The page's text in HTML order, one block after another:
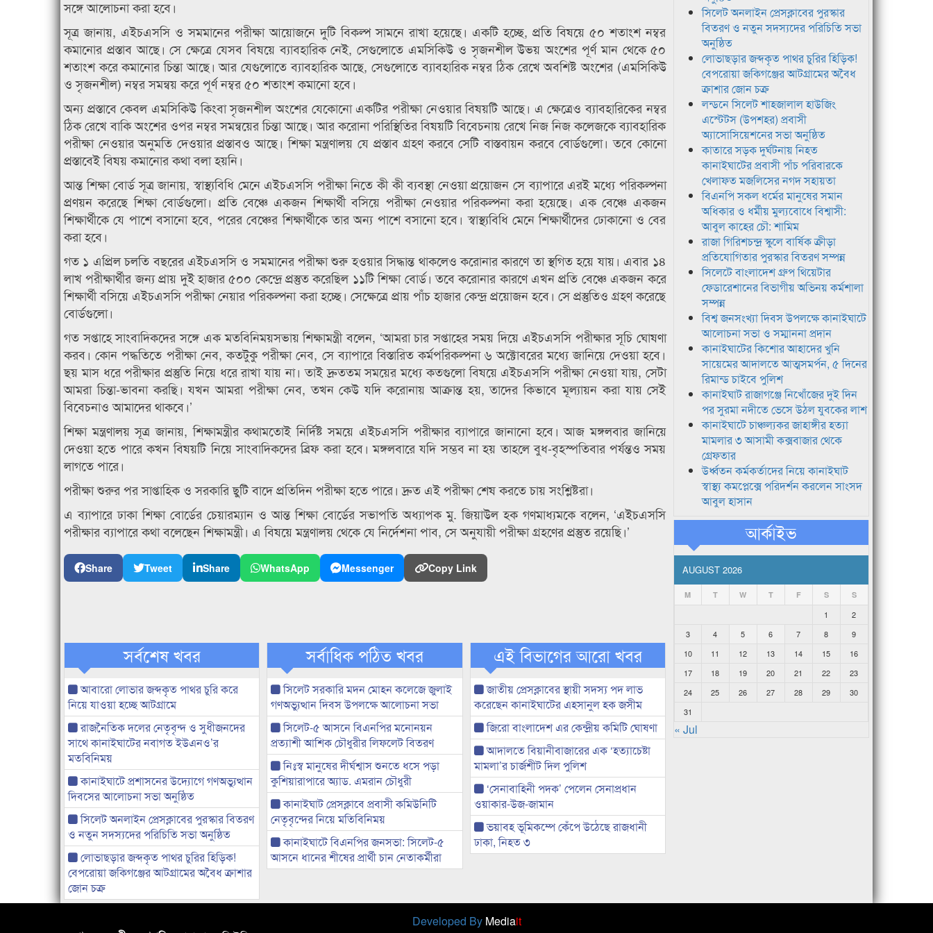
সঙ্গে আলোচনা করা হবে।
সূত্র জানায়, এইচএসসি ও সমমানের পরীক্ষা আয়োজনে দুটি বিকল্প সামনে রাখা হয়েছে। একটি হচ্ছে, প্রতি বিষয়ে ৫০ শতাংশ নম্বর
কমানোর প্রস্তাব আছে। সে ক্ষেত্রে যেসব বিষয়ে ব্যাবহারিক নেই, সেগুলোতে এমসিকিউ ও সৃজনশীল উভয় অংশের পূর্ণ মান থেকে ৫০
শতাংশ করে কমানোর চিন্তা আছে। আর যেগুলোতে ব্যাবহারিক আছে, সেগুলোতে ব্যাবহারিক নম্বর ঠিক রেখে অবশিষ্ট অংশের (এমসিকিউ
ও সৃজনশীল) নম্বর সমন্বয় করে পূর্ণ নম্বর ৫০ শতাংশ কমানো হবে।
অন্য প্রস্তাবে কেবল এমসিকিউ কিংবা সৃজনশীল অংশের যেকোনো একটির পরীক্ষা নেওয়ার বিষয়টি আছে। এ ক্ষেত্রেও ব্যাবহারিকের নম্বর
ঠিক রেখে বাকি অংশের ওপর নম্বর সমন্বয়ের চিন্তা আছে। আর করোনা পরিস্থিতির বিষয়টি বিবেচনায় রেখে নিজ নিজ কলেজকে ব্যাবহারিক
পরীক্ষা নেওয়ার অনুমতি দেওয়ার প্রস্তাবও আছে। শিক্ষা মন্ত্রণালয় যে প্রস্তাব গ্রহণ করবে সেটি বাস্তবায়ন করবে বোর্ডগুলো। তবে কোনো
প্রস্তাবেই বিষয় কমানোর কথা বলা হয়নি।
আন্ত শিক্ষা বোর্ড সূত্র জানায়, স্বাস্থ্যবিধি মেনে এইচএসসি পরীক্ষা নিতে কী কী ব্যবস্থা নেওয়া প্রয়োজন সে ব্যাপারে এরই মধ্যে পরিকল্পনা
প্রণয়ন করেছে শিক্ষা বোর্ডগুলো। প্রতি বেঞ্চে একজন শিক্ষার্থী বসিয়ে পরীক্ষা নেওয়ার পরিকল্পনা করা হয়েছে। এক বেঞ্চে একজন
শিক্ষার্থীকে যে পাশে বসানো হবে, পরের বেঞ্চের শিক্ষার্থীকে তার অন্য পাশে বসানো হবে। স্বাস্থ্যবিধি মেনে শিক্ষার্থীদের ঢোকানো ও বের
করা হবে।
গত ১ এপ্রিল চলতি বছরের এইচএসসি ও সমমানের পরীক্ষা শুরু হওয়ার সিদ্ধান্ত থাকলেও করোনার কারণে তা স্থগিত হয়ে যায়। এবার ১৪
লাখ পরীক্ষার্থীর জন্য প্রায় দুই হাজার ৫০০ কেন্দ্রে প্রস্তুত করেছিল ১১টি শিক্ষা বোর্ড। তবে করোনার কারণে এখন প্রতি বেঞ্চে একজন করে
শিক্ষার্থী বসিয়ে এইচএসসি পরীক্ষা নেয়ার পরিকল্পনা করা হচ্ছে। সেক্ষেত্রে প্রায় পাঁচ হাজার কেন্দ্র প্রয়োজন হবে। সে প্রস্তুতিও গ্রহণ করেছে
বোর্ডগুলো।
গত সপ্তাহে সাংবাদিকদের সঙ্গে এক মতবিনিময়সভায় শিক্ষামন্ত্রী বলেন, ‘আমরা চার সপ্তাহের সময় দিয়ে এইচএসসি পরীক্ষার সূচি ঘোষণা
করব। কোন পদ্ধতিতে পরীক্ষা নেব, কতটুকু পরীক্ষা নেব, সে ব্যাপারে বিস্তারিত কর্মপরিকল্পনা ৬ অক্টোবরের মধ্যে জানিয়ে দেওয়া হবে।
ছয় মাস ধরে পরীক্ষার প্রস্তুতি নিয়ে ধরে রাখা যায় না। তাই দ্রুততম সময়ের মধ্যে কতগুলো বিষয়ে এইচএসসি পরীক্ষা নেওয়া যায়, সেটা
আমরা চিন্তা-ভাবনা করছি। যখন আমরা পরীক্ষা নেব, তখন কেউ যদি করোনায় আক্রান্ত হয়, তাদের কিভাবে মূল্যায়ন করা যায় সেই
বিবেচনাও আমাদের থাকবে।’
শিক্ষা মন্ত্রণালয় সূত্র জানায়, শিক্ষামন্ত্রীর কথামতোই নির্দিষ্ট সময়ে এইচএসসি পরীক্ষার ব্যাপারে জানানো হবে। আজ মঙ্গলবার জানিয়ে
দেওয়া হতে পারে কখন বিষয়টি নিয়ে সাংবাদিকদের ব্রিফ করা হবে। মঙ্গলবারে যদি সম্ভব না হয় তাহলে বুধ-বৃহস্পতিবার পর্যন্তও সময়
লাগতে পারে।
পরীক্ষা শুরুর পর সাপ্তাহিক ও সরকারি ছুটি বাদে প্রতিদিন পরীক্ষা হতে পারে। দ্রুত এই পরীক্ষা শেষ করতে চায় সংশ্লিষ্টরা।
এ ব্যাপারে ঢাকা শিক্ষা বোর্ডের চেয়ারম্যান ও আন্ত শিক্ষা বোর্ডের সভাপতি অধ্যাপক মু. জিয়াউল হক গণমাধ্যমকে বলেন, ‘এইচএসসি
পরীক্ষার ব্যাপারে কথা বলেছেন শিক্ষামন্ত্রী। এ বিষয়ে মন্ত্রণালয় থেকে যে নির্দেশনা পাব, সে অনুযায়ী পরীক্ষা গ্রহণের প্রস্তুত রয়েছি।’
Share Tweet Share WhatsApp Messenger Copy Link
সর্বশেষ খবর
আবারো লোভার জব্দকৃত পাথর চুরি করে
নিয়ে যাওয়া হচ্ছে আটগ্রামে
রাজনৈতিক দলের নেতৃবৃন্দ ও সুধীজনদের
সাথে কানাইঘাটের নবাগত ইউএনও’র
মতবিনিময়
কানাইঘাটে প্রশাসনের উদ্যোগে গণঅভ্যুত্থান
দিবসের আলোচনা সভা অনুষ্ঠিত
সিলেট অনলাইন প্রেসক্লাবের পুরস্কার বিতরণ
ও নতুন সদস্যদের পরিচিতি সভা অনুষ্ঠিত
লোভাছড়ার জব্দকৃত পাথর চুরির হিড়িক!
বেপরোয়া জকিগঞ্জের আটগ্রামের অবৈধ ক্রাশার
জোন চক্র
সর্বাধিক পঠিত খবর
সিলেট সরকারি মদন মোহন কলেজে জুলাই
গণঅভ্যুত্থান দিবস উপলক্ষে আলোচনা সভা
সিলেট-৫ আসনে বিএনপির মনোনয়ন
প্রত্যাশী আশিক চৌধুরীর লিফলেট বিতরণ
নিঃস্ব মানুষের দীর্ঘশ্বাস শুনতে ধসে পড়া
কুশিয়ারাপারে অ্যাড. এমরান চৌধুরী
কানাইঘাট প্রেসক্লাবে প্রবাসী কমিউনিটি
নেতৃবৃন্দের নিয়ে মতিবিনিময়
কানাইঘাটে বিএনপির জনসভা: সিলেট-৫
আসনে ধানের শীষের প্রার্থী চান নেতাকর্মীরা
এই বিভাগের আরো খবর
জাতীয় প্রেসক্লাবের স্থায়ী সদস্য পদ লাভ
করেছেন কানাইঘাটের এহসানুল হক জসীম
জিরো বাংলাদেশ এর কেন্দ্রীয় কমিটি ঘোষণা
আদালতে বিয়ানীবাজারের এক ‘হত্যাচেষ্টা
মামলা’র চার্জশীট দিল পুলিশ
‘সেনাবাহিনী পদক’ পেলেন সেনাপ্রধান
ওয়াকার-উজ-জামান
ভয়াবহ ভূমিকম্পে কেঁপে উঠেছে রাজধানী
ঢাকা, নিহত ৩
সিলেট অনলাইন প্রেসক্লাবের পুরস্কার
বিতরণ ও নতুন সদস্যদের পরিচিতি সভা
অনুষ্ঠিত
লোভাছড়ার জব্দকৃত পাথর চুরির হিড়িক!
বেপরোয়া জকিগঞ্জের আটগ্রামের অবৈধ
ক্রাশার জোন চক্র
লন্ডনে সিলেট শাহজালাল হাউজিং
এস্টেটস (উপশহর) প্রবাসী
অ্যাসোসিয়েশনের সভা অনুষ্ঠিত
কাতারে সড়ক দুর্ঘটনায় নিহত
কানাইঘাটের প্রবাসী পাঁচ পরিবারকে
খেলাফত মজলিসের নগদ সহায়তা
বিএনপি সকল ধর্মের মানুষের সমান
অধিকার ও ধর্মীয় মুল্যবোধে বিশ্বাসী:
আবুল কাহের চৌ: শামিম
রাজা গিরিশচন্দ্র স্কুলে বার্ষিক ক্রীড়া
প্রতিযোগিতার পুরস্কার বিতরণ সম্পন্ন
সিলেটে বাংলাদেশ গ্রুপ থিয়েটার
ফেডারেশানের বিভাগীয় অভিনয় কর্মশালা
সম্পন্ন
বিশ্ব জনসংখ্যা দিবস উপলক্ষে কানাইঘাটে
আলোচনা সভা ও সম্মাননা প্রদান
কানাইঘাটের কিশোর আহাদের খুনি
সায়েমের আদালতে আত্মসমর্পন, ৫ দিনের
রিমান্ড চাইবে পুলিশ
কানাইঘাট রাজাগঞ্জে নিখোঁজের দুই দিন
পর সুরমা নদীতে ভেসে উঠল যুবকের লাশ
কানাইঘাটে চাঞ্চল্যকর জাহাঙ্গীর হত্যা
মামলার ৩ আসামী কক্সবাজার থেকে
গ্রেফতার
উর্ধ্বতন কর্মকর্তাদের নিয়ে কানাইঘাট
স্বাস্থ্য কমপ্লেক্সে পরিদর্শন করলেন সাংসদ
আবুল হাসান
আর্কাইভ
AUGUST 2026
M T W T F S S
1
2
3
4 5 6 7 8
9
10
11 12 13 14 15
16
17
18 19 20 21 22
23
24
25 26 27 28 29
30
31
« Jul
Developed By Mediait